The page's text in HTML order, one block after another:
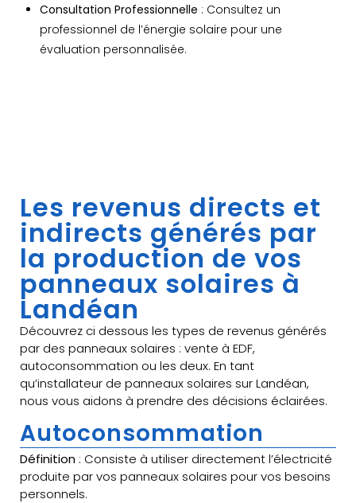
Consultation Professionnelle : Consultez un
professionnel de l’énergie solaire pour une
évaluation personnalisée.
Les revenus directs et
indirects générés par
la production de vos
panneaux solaires à
Landéan
Découvrez ci dessous les types de revenus générés
par des panneaux solaires : vente à EDF,
autoconsommation ou les deux. En tant
qu’installateur de panneaux solaires sur Landéan,
nous vous aidons à prendre des décisions éclairées.
Autoconsommation
Définition : Consiste à utiliser directement l’électricité
produite par vos panneaux solaires pour vos besoins
personnels.